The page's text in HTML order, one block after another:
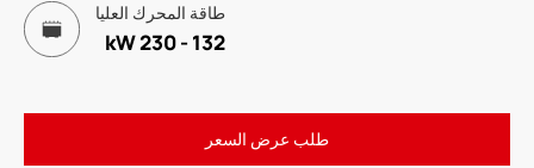
طاقة المحرك العليا
132 - 230 kW
طلب عرض السعر